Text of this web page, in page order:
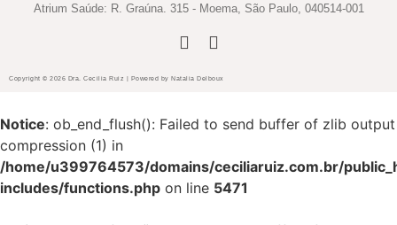
Atrium Saúde: R. Graúna. 315 - Moema, São Paulo, 040514-001
Copyright © 2026 Dra. Cecilia Ruiz | Powered by Natalia Delboux
Notice: ob_end_flush(): Failed to send buffer of zlib output
compression (1) in
/home/u399764573/domains/ceciliaruiz.com.br/
includes/functions.php on line 5471